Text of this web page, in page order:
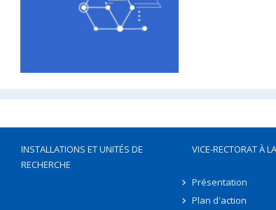
INSTALLATIONS ET UNITÉS DE
RECHERCHE
VICE-RECTORAT À
Présentation
Plan d'action